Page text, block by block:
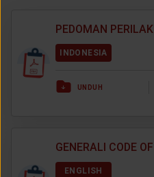
PEDOMAN
INDONESIA
UNDUH
GENERALI CODE
ENGLISH